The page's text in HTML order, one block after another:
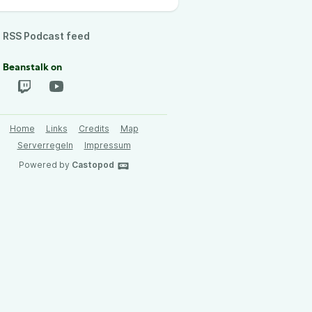
RSS Podcast feed
Beanstalk on
Home Links Credits
Map
Serverregeln
Impressum
Powered by Castopod